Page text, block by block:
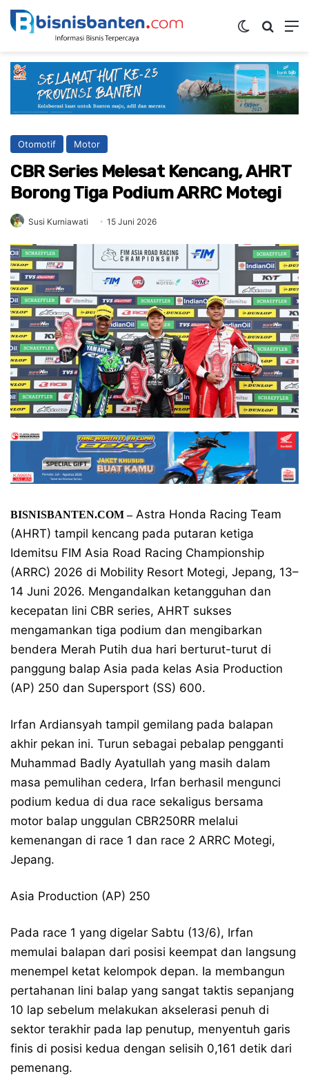
Switch skin
Otomotif Motor
CBR Series Melesat Kencang, AHRT
Borong Tiga Podium ARRC Motegi
Susi Kurniawati 15 Juni 2026
BISNISBANTEN.COM –Astra Honda Racing Team
(AHRT) tampil kencang pada putaran ketiga
Idemitsu FIM Asia Road Racing Championship
(ARRC) 2026 di Mobility Resort Motegi, Jepang, 13–
14 Juni 2026. Mengandalkan ketangguhan dan
kecepatan lini CBR series, AHRT sukses
mengamankan tiga podium dan mengibarkan
bendera Merah Putih dua hari berturut-turut di
panggung balap Asia pada kelas Asia Production
(AP) 250 dan Supersport (SS) 600.
Irfan Ardiansyah tampil gemilang pada balapan
akhir pekan ini. Turun sebagai pebalap pengganti
Muhammad Badly Ayatullah yang masih dalam
masa pemulihan cedera, Irfan berhasil mengunci
podium kedua di dua race sekaligus bersama
motor balap unggulan CBR250RR melalui
kemenangan di race 1 dan race 2 ARRC Motegi,
Jepang.
Asia Production (AP) 250
Pada race 1 yang digelar Sabtu (13/6), Irfan
memulai balapan dari posisi keempat dan langsung
menempel ketat kelompok depan. Ia membangun
pertahanan lini balap yang sangat taktis sepanjang
10 lap sebelum melakukan akselerasi penuh di
sektor terakhir pada lap penutup, menyentuh garis
finis di posisi kedua dengan selisih 0,161 detik dari
pemenang.